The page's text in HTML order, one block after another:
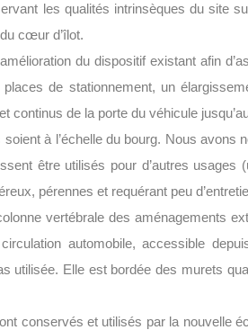
les qualités intrinsèques du site
cœur d’îlot.
du dispositif existant afin
places de stationnement, un
continus de la porte du véhicule
à l’échelle du bourg. Nous
être utilisés pour d’autres
pérennes et requérant peu
vertébrale des aménagements
automobile, accessible
utilisée. Elle est bordée des murets
conservés et utilisés par la nouvelle